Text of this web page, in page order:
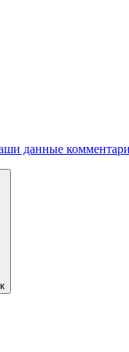
данные